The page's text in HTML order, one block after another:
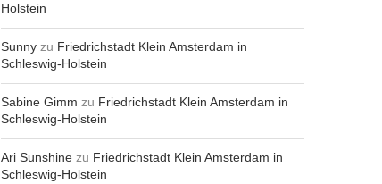
Holstein
Sunny zu Friedrichstadt Klein Amsterdam in
Schleswig-Holstein
Sabine Gimm zu Friedrichstadt Klein Amsterdam in
Schleswig-Holstein
Ari Sunshine zu Friedrichstadt Klein Amsterdam in
Schleswig-Holstein